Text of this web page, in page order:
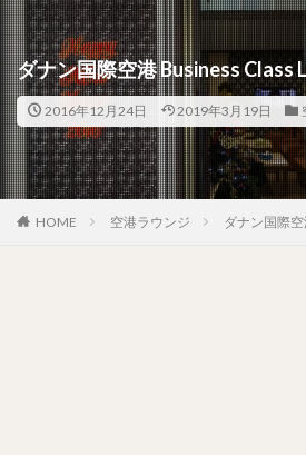
ダナン国際空港 Business Class
2016年12月24日 2019年3月19日
HOME 空港ラウンジ ダナン国際